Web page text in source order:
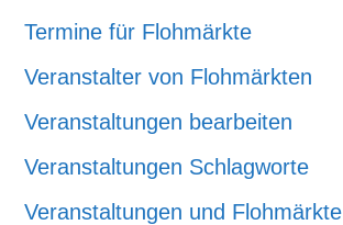
Termine für Flohmärkte
Veranstalter von Flohmärkten
Veranstaltungen bearbeiten
Veranstaltungen Schlagworte
Veranstaltungen und Flohmärkte